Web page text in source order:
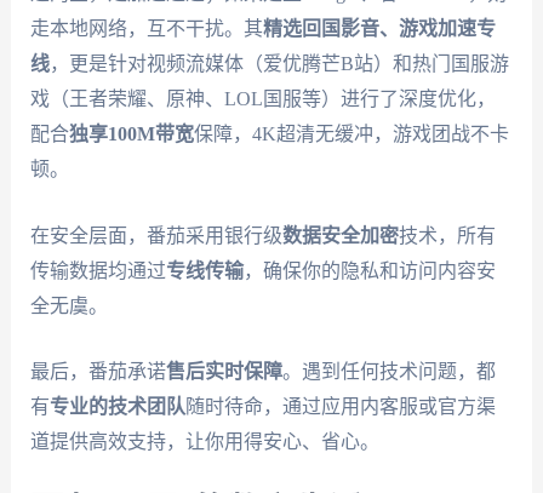
走本地网络，互不干扰。其精选回国影音、游戏加速专
线，更是针对视频流媒体（爱优腾芒B站）和热门国服游
戏（王者荣耀、原神、LOL国服等）进行了深度优化，
配合独享100M带宽保障，4K超清无缓冲，游戏团战不卡
顿。
在安全层面，番茄采用银行级数据安全加密技术，所有
传输数据均通过专线传输，确保你的隐私和访问内容安
全无虞。
最后，番茄承诺售后实时保障。遇到任何技术问题，都
有专业的技术团队 随时待命，通过应用内客服或官方渠
道提供高效支持，让你用得安心、省心。